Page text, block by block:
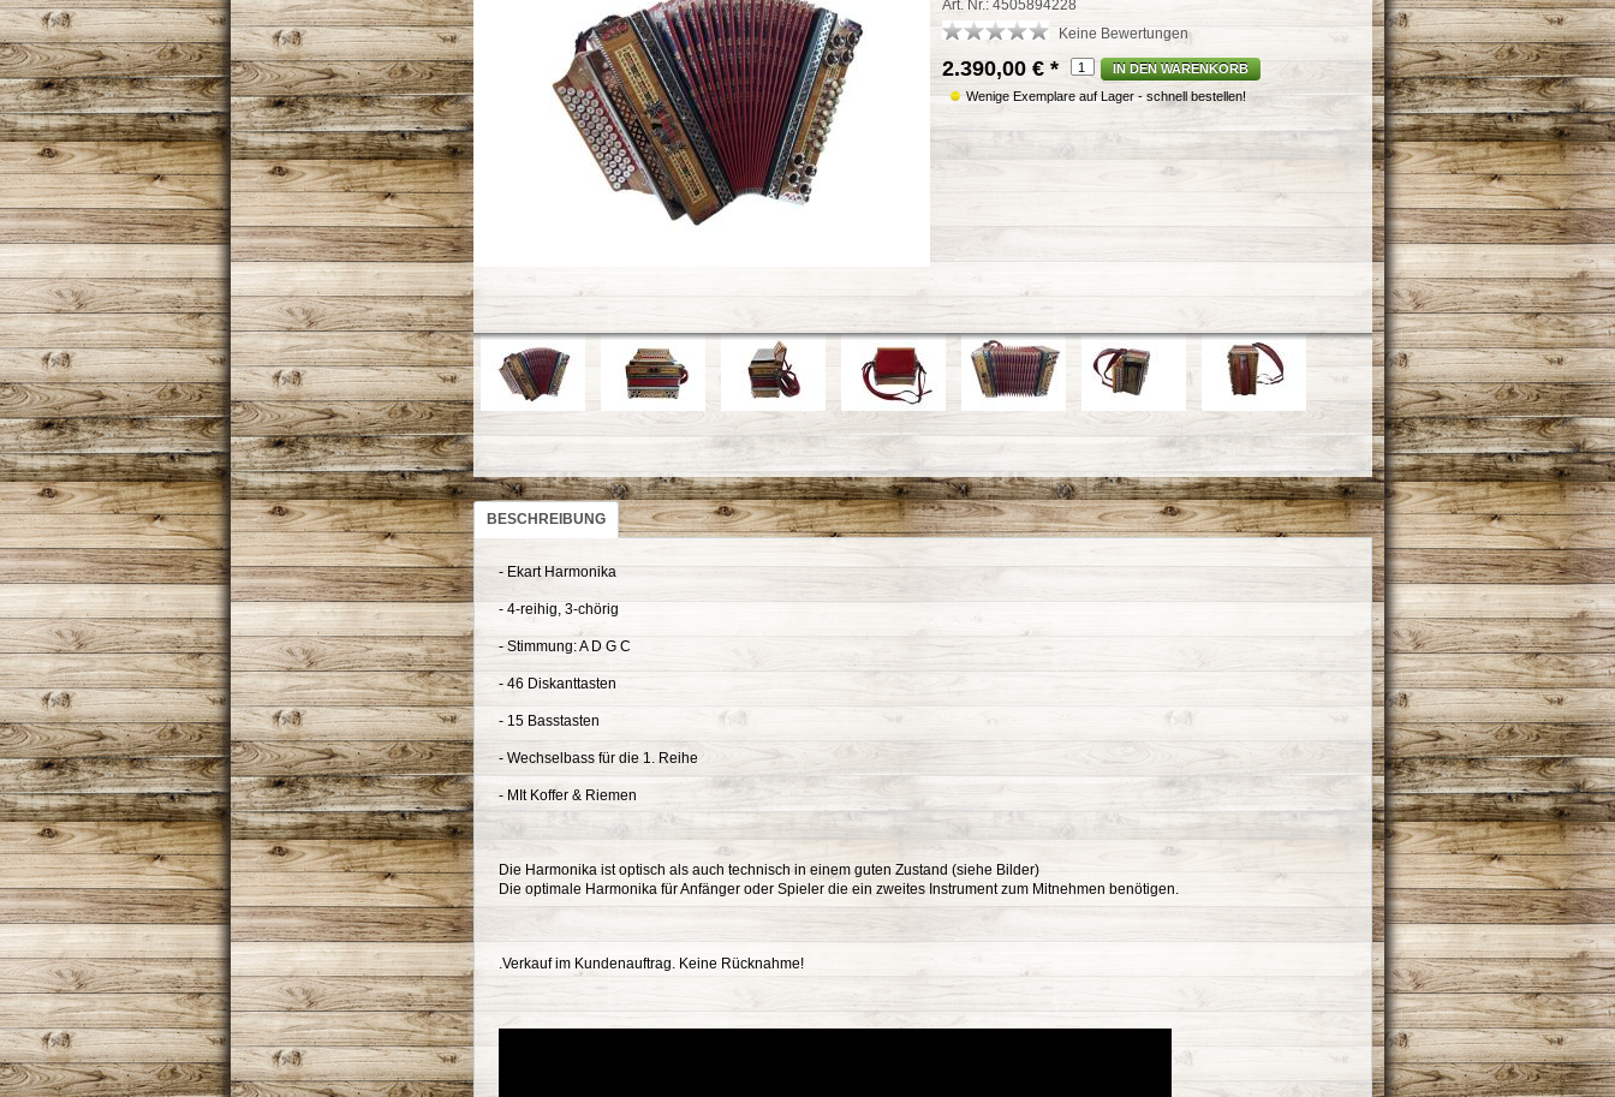
Art. Nr.: 4505894228
Keine Bewertungen
2.390,00 € *
IN DEN WARENKORB
Wenige Exemplare auf Lager - schnell bestellen!
BESCHREIBUNG
- Ekart Harmonika
- 4-reihig, 3-chörig
- Stimmung: A D G C
- 46 Diskanttasten
- 15 Basstasten
- Wechselbass für die 1. Reihe
- MIt Koffer & Riemen
Die Harmonika ist optisch als auch technisch in einem guten Zustand (siehe Bilder)
Die optimale Harmonika für Anfänger oder Spieler die ein zweites Instrument zum Mitnehmen benötigen.
.Verkauf im Kundenauftrag. Keine Rücknahme!